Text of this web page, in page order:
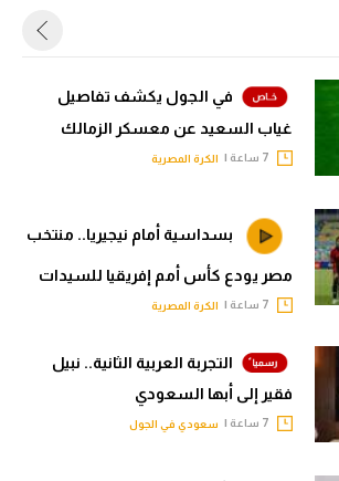
في الجول يكشف تفاصيل
غياب السعيد عن معسكر الزمالك
الكرة المصرية
بسداسية أمام نيجيريا.. منتخب
مصر يودع كأس أمم إفريقيا للسيدات
الكرة المصرية
التجربة العربية الثانية.. نبيل
فقير إلى أبها السعودي
سعودي في الجول